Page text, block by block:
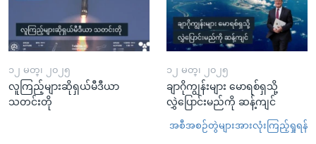
၁၂ မတ္၊ ၂၀၂၅
လူကြည့်များဆိုရှယ်မီဒီယာ
သတင်းတို
၁၂ မတ္၊ ၂၀၂၅
ချာဂိုကျွန်းများ မောရစ်ရှသို့
လွှဲပြောင်းမည်ကို ဆန့်ကျင်
အစီအစဉ်တွဲများအားလုံးကြည့်ရှုရန်